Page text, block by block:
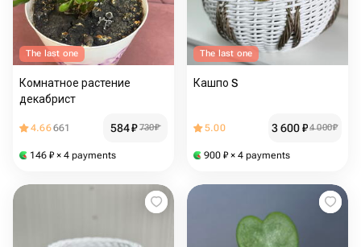
The last one
Комнатное растение
декабрист
4.66661 584₽ 730₽
146 ₽ × 4 payments
The last one
Кашпо S
5.00 3 600₽4 000₽
900 ₽ × 4 payments